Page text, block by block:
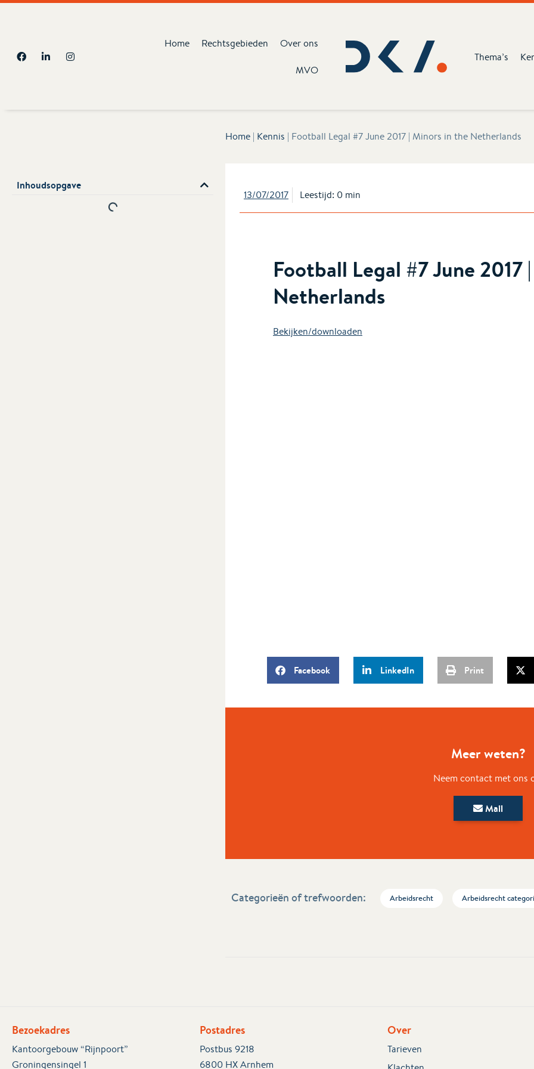
Home Rechtsgebieden Over ons
MVO
Thema’s
Home | Kennis | Football Legal #7 June 2017 | Minors in the Netherlands
Inhoudsopgave
13/07/2017 Leestijd: 0 min
Football Legal #7 June 2017
Netherlands
Bekijken/downloaden
Facebook LinkedIn Print
Meer weten?
Neem contact met ons
Mail
Categorieën of trefwoorden: Arbeidsrecht Arbeidsrecht
Bezoekadres
Kantoorgebouw “Rijnpoort”
Groningensingel 1
Postadres
Postbus 9218
6800 HX Arnhem
Over
Tarieven